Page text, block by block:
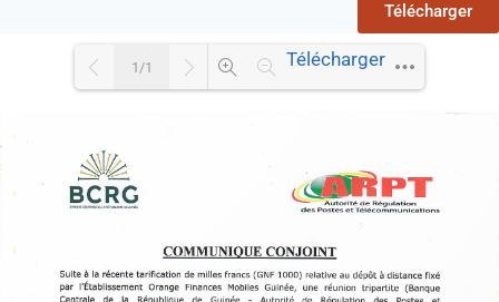
Télécharger
1/1 Télécharger